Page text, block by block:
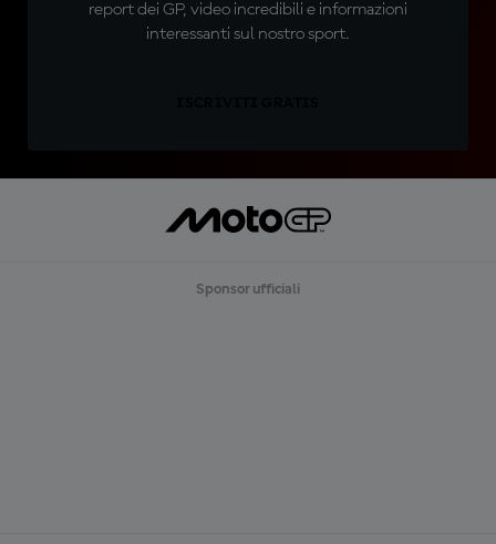
report dei GP, video incredibili e informazioni
interessanti sul nostro sport.
Sponsor ufficiali